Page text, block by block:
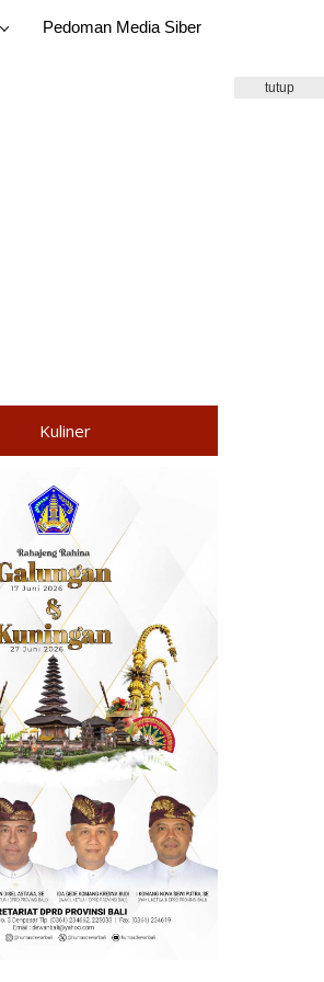
Pedoman Media Siber
Kuliner
tutup